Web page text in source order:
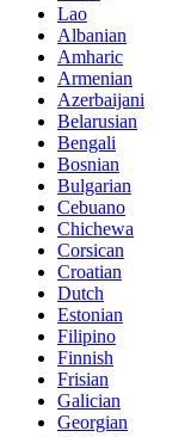
Lao
Albanian
Amharic
Armenian
Azerbaijani
Belarusian
Bengali
Bosnian
Bulgarian
Cebuano
Chichewa
Corsican
Croatian
Dutch
Estonian
Filipino
Finnish
Frisian
Galician
Georgian